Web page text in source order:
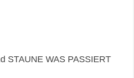
STAUNE WAS PASSIERT